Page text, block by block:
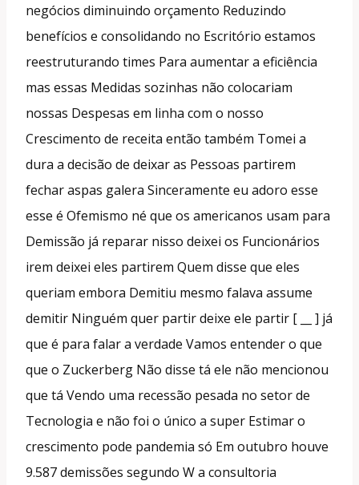
negócios diminuindo orçamento Reduzindo
benefícios e consolidando no Escritório estamos
reestruturando times Para aumentar a eficiência
mas essas Medidas sozinhas não colocariam
nossas Despesas em linha com o nosso
Crescimento de receita então também Tomei a
dura a decisão de deixar as Pessoas partirem
fechar aspas galera Sinceramente eu adoro esse
esse é Ofemismo né que os americanos usam para
Demissão já reparar nisso deixei os Funcionários
irem deixei eles partirem Quem disse que eles
queriam embora Demitiu mesmo falava assume
demitir Ninguém quer partir deixe ele partir [ __ ] já
que é para falar a verdade Vamos entender o que
que o Zuckerberg Não disse tá ele não mencionou
que tá Vendo uma recessão pesada no setor de
Tecnologia e não foi o único a super Estimar o
crescimento pode pandemia só Em outubro houve
9.587 demissões segundo W a consultoria